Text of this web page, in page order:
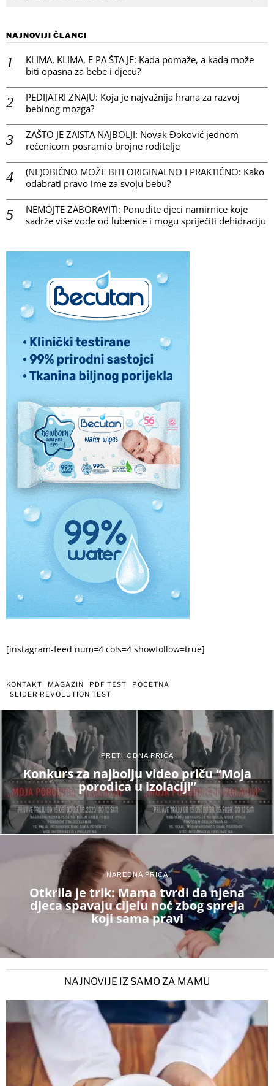
NAJNOVIJI ČLANCI
KLIMA, KLIMA, E PA ŠTA JE: Kada pomaže, a kada može
biti opasna za bebe i djecu?
PEDIJATRI ZNAJU: Koja je najvažnija hrana za razvoj
bebinog mozga?
ZAŠTO JE ZAISTA NAJBOLJI: Novak Đoković jednom
rečenicom posramio brojne roditelje
(NE)OBIČNO MOŽE BITI ORIGINALNO I PRAKTIČNO: Kako
odabrati pravo ime za svoju bebu?
NEMOJTE ZABORAVITI: Ponudite djeci namirnice koje
sadrže više vode od lubenice i mogu spriječiti dehidraciju
[instagram-feed num=4 cols=4 showfollow=true]
KONTAKT MAGAZIN PDF TEST
POČETNA
SLIDER REVOLUTION TEST
PRETHODNA PRIČA
Konkurs za najbolju video priču “Moja
porodica u izolaciji”
NAREDNA PRIČA
Otkrila je trik: Mama tvrdi da njena
djeca spavaju cijelu noć zbog spreja
koji sama pravi
NAJNOVIJE IZ SAMO ZA MAMU